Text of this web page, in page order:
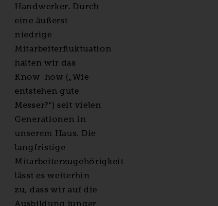
Handwerker. Durch
eine äußerst
niedrige
Mitarbeiterfluktuation
halten wir das
Know-how („Wie
entstehen gute
Messer?“) seit vielen
Generationen in
unserem Haus. Die
langfristige
Mitarbeiterzugehörigkeit
lässt es weiterhin
zu, dass wir auf die
Ausbildung junger